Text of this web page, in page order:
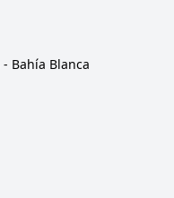
- Bahía Blanca